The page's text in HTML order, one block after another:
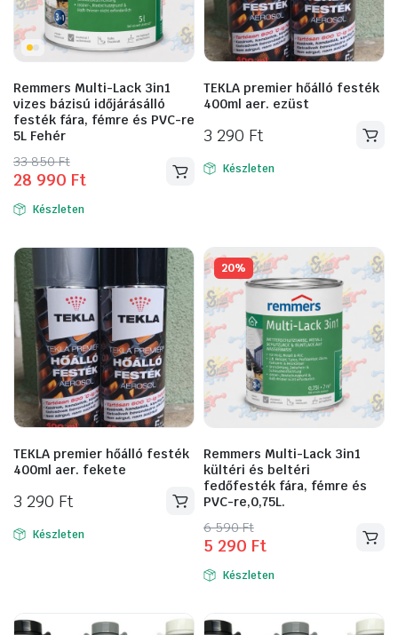
Remmers Multi-Lack 3in1
vizes bázisú időjárásálló
festék fára, fémre és PVC-re
5L Fehér
33 850Ft
Original
price
was:
850 Ft.
28 990 Ft
Current
price
is:
990 Ft.
Ennek
a
több
variációja
van.
A
változatok
termékoldalon
választhatók
ki
Készleten
TEKLA premier hőálló festék
400ml aer. ezüst
3 290 Ft
Készleten
TEKLA premier hőálló festék
400ml aer. fekete
3 290 Ft
Készleten
20%
Remmers Multi-Lack 3in1
kültéri és beltéri
fedőfesték fára, fémre és
PVC-re,0,75L.
6 590Ft
Original
price
was:
5 290 Ft
Current
price
is: Készleten